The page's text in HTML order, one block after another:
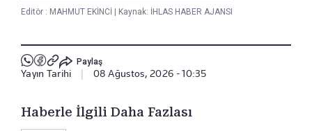
Editör : MAHMUT EKİNCİ Kaynak: İHLAS HABER AJANSI
Paylaş
Yayın Tarihi 08 Ağustos, 2026 - 10:35
Haberle İlgili Daha Fazlası